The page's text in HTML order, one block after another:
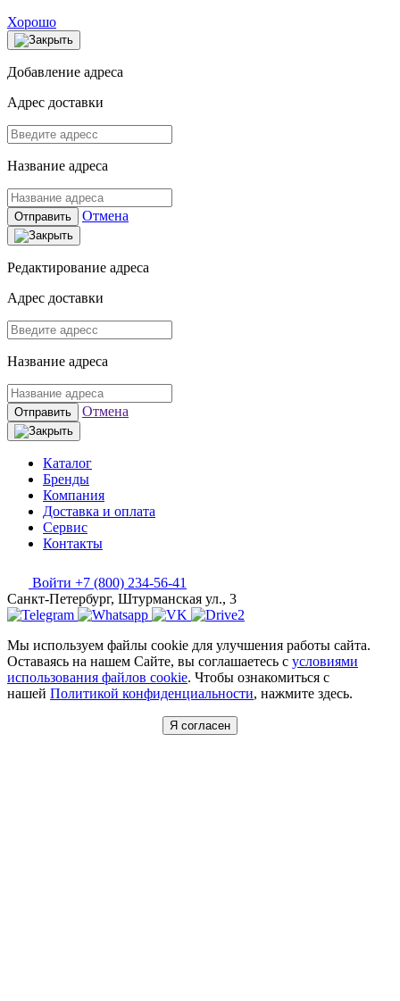
Хорошо
Добавление адреса
Адрес доставки
Название адреса
Отправить Отмена
Редактирование адреса
Адрес доставки
Название адреса
Отправить Отмена
Каталог
Бренды
Компания
Доставка и оплата
Сервис
Контакты
Войти +7 (800) 234-56-41
Санкт-Петербург, Штурманская ул., 3
Мы используем файлы cookie для улучшения работы сайта.
Оставаясь на нашем Сайте, вы соглашаетесь с условиями
использования файлов cookie. Чтобы ознакомиться с
нашей Политикой конфиденциальности, нажмите здесь.
Я согласен